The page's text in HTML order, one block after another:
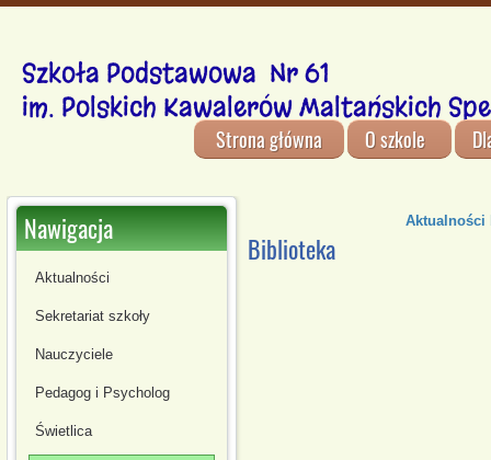
Szkoła Podstawowa Nr 61
im. Polskich Kawalerów Maltańskich
Strona główna O szkole
Nawigacja
Aktualności
Sekretariat szkoły
Nauczyciele
Pedagog i Psycholog
Świetlica
Aktualności
Biblioteka